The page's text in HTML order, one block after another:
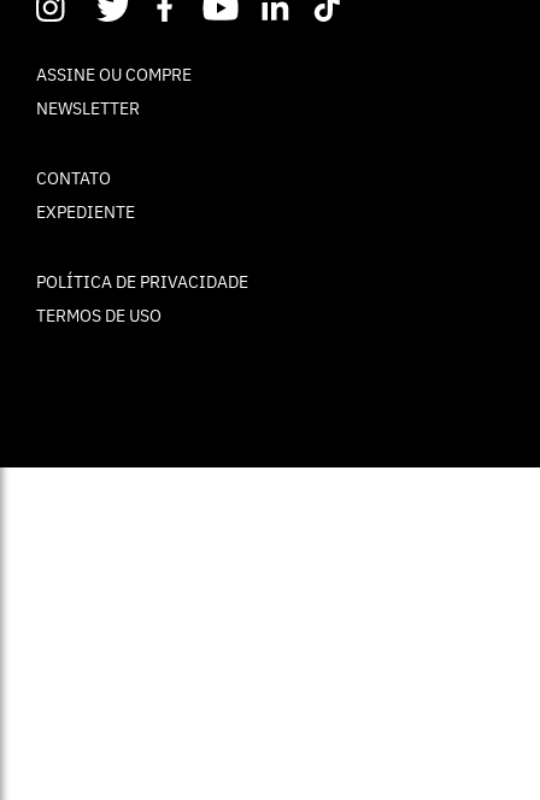
ASSINE OU COMPRE
NEWSLETTER
CONTATO
EXPEDIENTE
POLÍTICA DE PRIVACIDADE
TERMOS DE USO